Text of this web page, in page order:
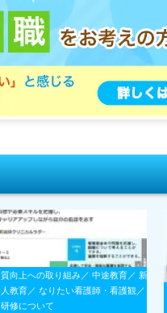
質向上への取り組み／ 中途教育／ 新
人教育／ なりたい看護師・看護観／
研修について